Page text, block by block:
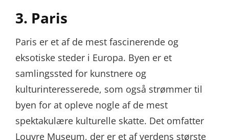
3. Paris
Paris er et af de mest fascinerende og
eksotiske steder i Europa. Byen er et
samlingssted for kunstnere og
kulturinteresserede, som også strømmer til
byen for at opleve nogle af de mest
spektakulære kulturelle skatte. Det omfatter
Louvre Museum, der er et af verdens største